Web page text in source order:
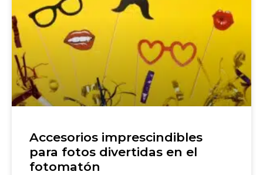
Accesorios imprescindibles
para fotos divertidas en el
fotomatón